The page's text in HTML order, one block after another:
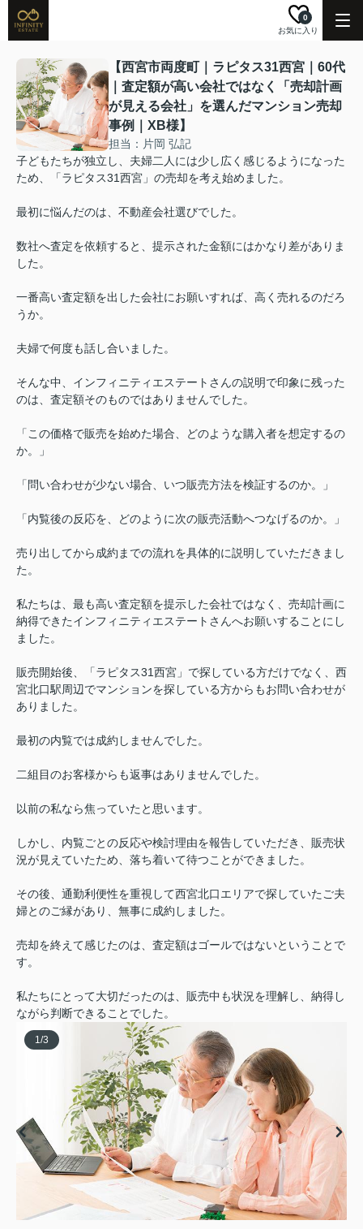
お気に入り
0
【西宮市両度町｜ラピタス31西宮｜60代
｜査定額が高い会社ではなく「売却計画
が見える会社」を選んだマンション売却
事例｜XB様】
担当：片岡 弘記
子どもたちが独立し、夫婦二人には少し広く感じるようになった
ため、「ラピタス31西宮」の売却を考え始めました。
最初に悩んだのは、不動産会社選びでした。
数社へ査定を依頼すると、提示された金額にはかなり差がありま
した。
一番高い査定額を出した会社にお願いすれば、高く売れるのだろ
うか。
夫婦で何度も話し合いました。
そんな中、インフィニティエステートさんの説明で印象に残った
のは、査定額そのものではありませんでした。
「この価格で販売を始めた場合、どのような購入者を想定するの
か。」
「問い合わせが少ない場合、いつ販売方法を検証するのか。」
「内覧後の反応を、どのように次の販売活動へつなげるのか。」
売り出してから成約までの流れを具体的に説明していただきまし
た。
私たちは、最も高い査定額を提示した会社ではなく、売却計画に
納得できたインフィニティエステートさんへお願いすることにし
ました。
販売開始後、「ラピタス31西宮」で探している方だけでなく、西
宮北口駅周辺でマンションを探している方からもお問い合わせが
ありました。
最初の内覧では成約しませんでした。
二組目のお客様からも返事はありませんでした。
以前の私なら焦っていたと思います。
しかし、内覧ごとの反応や検討理由を報告していただき、販売状
況が見えていたため、落ち着いて待つことができました。
その後、通勤利便性を重視して西宮北口エリアで探していたご夫
婦とのご縁があり、無事に成約しました。
売却を終えて感じたのは、査定額はゴールではないということで
す。
私たちにとって大切だったのは、販売中も状況を理解し、納得し
ながら判断できることでした。
1/3